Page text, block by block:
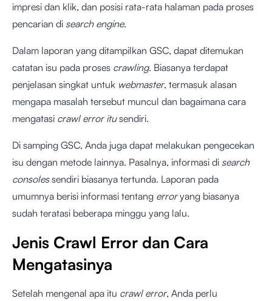
impresi dan klik, dan posisi rata-rata halaman pada proses
pencarian di search engine.
Dalam laporan yang ditampilkan GSC, dapat ditemukan
catatan isu pada proses crawling. Biasanya terdapat
penjelasan singkat untuk webmaster, termasuk alasan
mengapa masalah tersebut muncul dan bagaimana cara
mengatasi crawl error itusendiri.
Di samping GSC, Anda juga dapat melakukan pengecekan
isu dengan metode lainnya. Pasalnya, informasi di search
consolessendiri biasanya tertunda. Laporan pada
umumnya berisi informasi tentang erroryang biasanya
sudah teratasi beberapa minggu yang lalu.
Jenis Crawl Error dan Cara
Mengatasinya
Setelah mengenal apa itu crawl error, Anda perlu